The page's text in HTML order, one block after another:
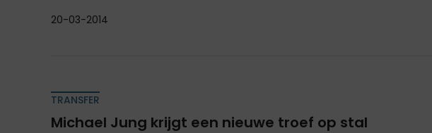
20-03-2014
TRANSFER
Michael Jung krijgt een nieuwe troef op stal